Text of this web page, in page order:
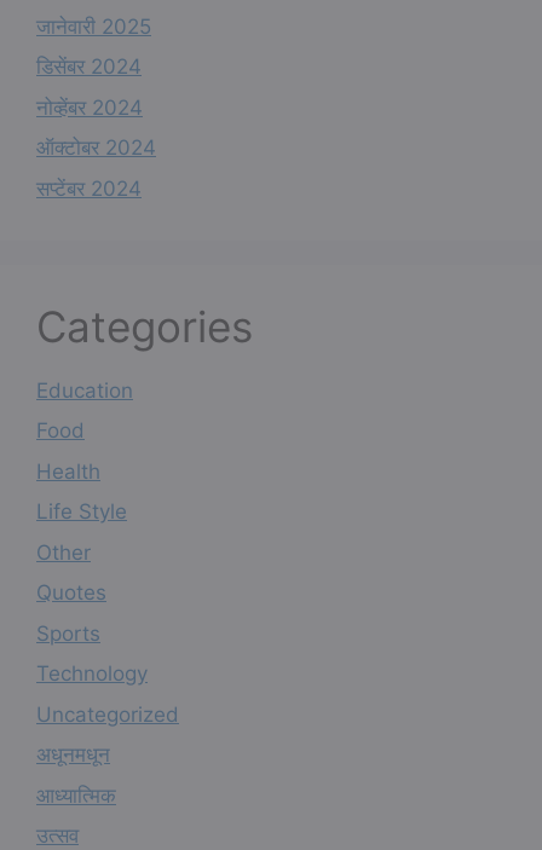
जानेवारी 2025
डिसेंबर 2024
नोव्हेंबर 2024
ऑक्टोबर 2024
सप्टेंबर 2024
Categories
Education
Food
Health
Life Style
Other
Quotes
Sports
Technology
Uncategorized
अधूनमधून
आध्यात्मिक
उत्सव